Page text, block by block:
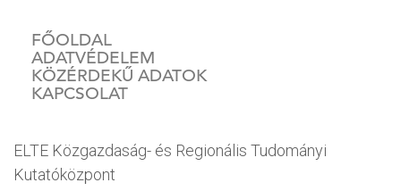
FŐOLDAL
ADATVÉDELEM
KÖZÉRDEKŰ ADATOK
KAPCSOLAT
ELTE Közgazdaság- és Regionális Tudományi
Kutatóközpont